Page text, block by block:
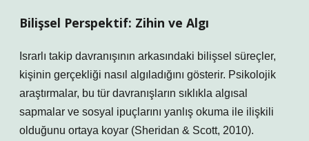
Bilişsel Perspektif: Zihin ve Algı
Israrlı takip davranışının arkasındaki bilişsel süreçler,
kişinin gerçekliği nasıl algıladığını gösterir. Psikolojik
araştırmalar, bu tür davranışların sıklıkla algısal
sapmalar ve sosyal ipuçlarını yanlış okuma ile ilişkili
olduğunu ortaya koyar (Sheridan & Scott, 2010).